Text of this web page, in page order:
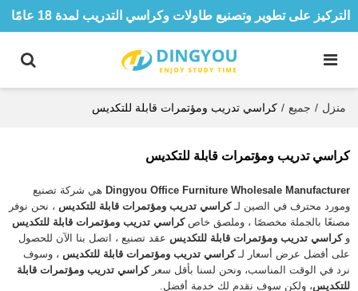
التركيز على تطوير وتصنيع طاولات وكراسي التدريب لمدة 18 عامًا
منزل / جميع / كراسي تدريب ومؤتمرات قابلة للتكديس
كراسي تدريب ومؤتمرات قابلة للتكديس
Dingyou Office Furniture Wholesale Manufacturer هي شركة تصنيع
ومورد محترف في الصين لـكراسي تدريب ومؤتمرات قابلة للتكديس ، نحن نوفر
مصنعًا بالجملة مخصصًا ، وملصق خاصكراسي تدريب ومؤتمرات قابلة للتكديس
وكراسي تدريب ومؤتمرات قابلة للتكديس عقد تصنيع ، اتصل بنا الآن للحصول
على أفضل عرض أسعار لـكراسي تدريب ومؤتمرات قابلة للتكديس ، وسوف
نرد في الوقت المناسب، ونحن لسنا بأقل سعركراسي تدريب ومؤتمرات قابلة
للتكديس، ولكن سوف نقدم لك خدمة أفضل.